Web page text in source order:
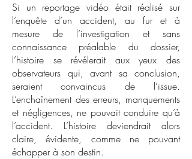
Si un reportage vidéo était réalisé sur
l’enquête d’un accident, au fur et à
mesure de l’investigation et sans
connaissance préalable du dossier,
l’histoire se révélerait aux yeux des
observateurs qui, avant sa conclusion,
seraient convaincus de l’issue.
L’enchaînement des erreurs, manquements
et négligences, ne pouvait conduire qu’à
l’accident. L’histoire deviendrait alors
claire, évidente, comme ne pouvant
échapper à son destin.